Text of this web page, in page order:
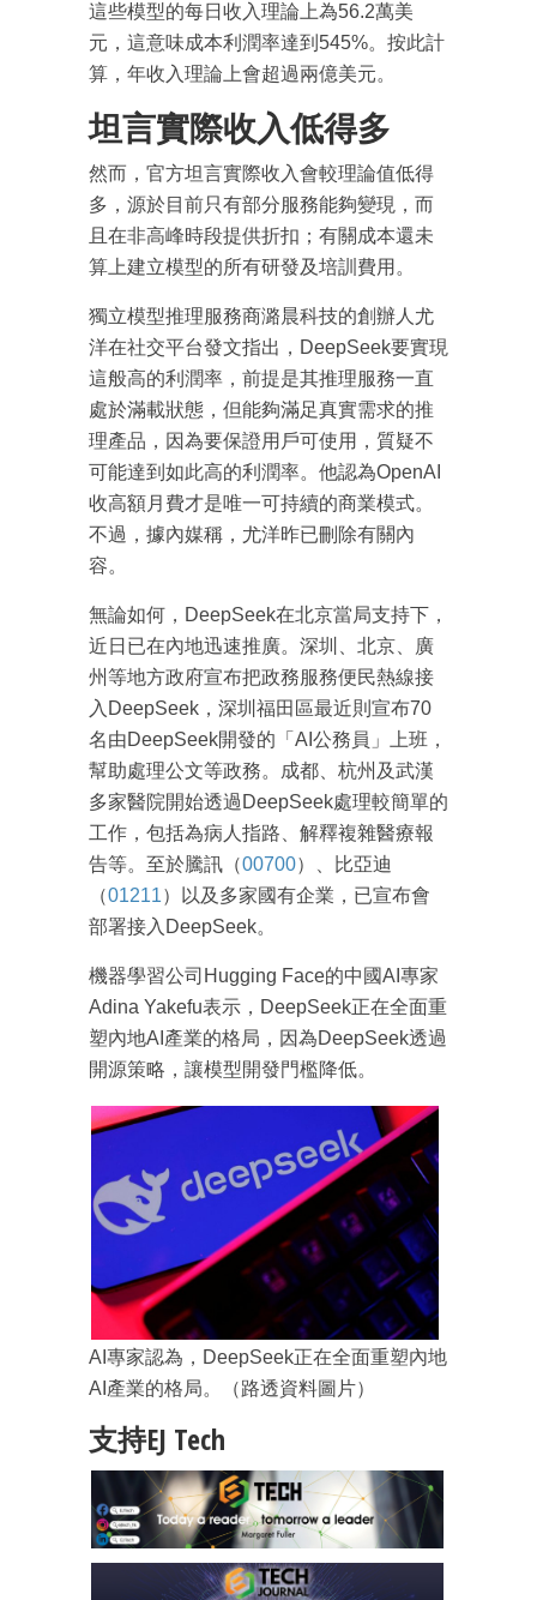
這些模型的每日收入理論上為56.2萬美
元，這意味成本利潤率達到545%。按此計
算，年收入理論上會超過兩億美元。
坦言實際收入低得多
然而，官方坦言實際收入會較理論值低得
多，源於目前只有部分服務能夠變現，而
且在非高峰時段提供折扣；有關成本還未
算上建立模型的所有研發及培訓費用。
獨立模型推理服務商潞晨科技的創辦人尤
洋在社交平台發文指出，DeepSeek要實現
這般高的利潤率，前提是其推理服務一直
處於滿載狀態，但能夠滿足真實需求的推
理產品，因為要保證用戶可使用，質疑不
可能達到如此高的利潤率。他認為OpenAI
收高額月費才是唯一可持續的商業模式。
不過，據內媒稱，尤洋昨已刪除有關內
容。
無論如何，DeepSeek在北京當局支持下，
近日已在內地迅速推廣。深圳、北京、廣
州等地方政府宣布把政務服務便民熱線接
入DeepSeek，深圳福田區最近則宣布70
名由DeepSeek開發的「AI公務員」上班，
幫助處理公文等政務。成都、杭州及武漢
多家醫院開始透過DeepSeek處理較簡單的
工作，包括為病人指路、解釋複雜醫療報
告等。至於騰訊（00700）、比亞迪
（01211）以及多家國有企業，已宣布會
部署接入DeepSeek。
機器學習公司Hugging Face的中國AI專家
Adina Yakefu表示，DeepSeek正在全面重
塑內地AI產業的格局，因為DeepSeek透過
開源策略，讓模型開發門檻降低。
AI專家認為，DeepSeek正在全面重塑內地
AI產業的格局。（路透資料圖片）
支持EJ Tech